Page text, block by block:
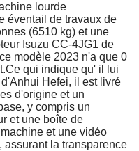
lourde
éventail de travaux de
(6510 kg) et une
Isuzu CC-4JG1 de
modèle 2023 n'a que 0
qui indique qu' il lui
Hefei, il est livré
d'origine et un
y compris un
et une boîte de
et une vidéo
assurant la transparence